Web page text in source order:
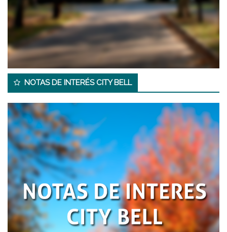
NOTAS DE INTERÉS CITY BELL